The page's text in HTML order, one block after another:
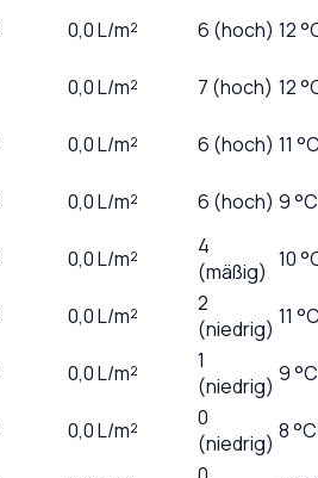
0,0L/m² 6 (hoch) 12
0,0L/m² 7 (hoch) 12
0,0L/m² 6 (hoch) 11
0,0L/m² 6 (hoch) 9 °C
0,0L/m²
4
(mäßig) 10
0,0L/m²
2
(niedrig) 11
0,0L/m²
1
(niedrig) 9 °C
0,0L/m²
0
(niedrig) 8 °C